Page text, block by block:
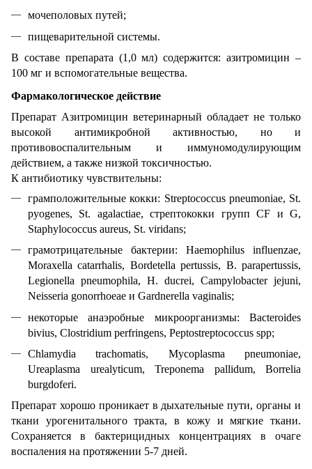
мочеполовых путей;
пищеварительной системы.
В составе препарата (1,0 мл) содержится: азитромицин –
100 мг и вспомогательные вещества.
Фармакологическое действие
Препарат Азитромицин ветеринарный обладает не только
высокой антимикробной активностью, но и
противовоспалительным и иммуномодулирующим
действием, а также низкой токсичностью.
К антибиотику чувствительны:
грамположительные кокки: Streptococcus pneumoniae, St.
pyogenes, St. agalactiae, стрептококки групп CF и G,
Staphylococcus aureus, St. viridans;
грамотрицательные бактерии: Haemophilus influenzae,
Moraxella catarrhalis, Bordetella pertussis, B. parapertussis,
Legionella pneumophila, H. ducrei, Campylobacter jejuni,
Neisseria gonorrhoeae и Gardnerella vaginalis;
некоторые анаэробные микроорганизмы: Bacteroides
bivius, Clostridium perfringens, Peptostreptococcus spp;
Chlamydia trachomatis, Mycoplasma pneumoniae,
Ureaplasma urealyticum, Treponema pallidum, Borrelia
burgdoferi.
Препарат хорошо проникает в дыхательные пути, органы и
ткани урогенитального тракта, в кожу и мягкие ткани.
Сохраняется в бактерицидных концентрациях в очаге
воспаления на протяжении 5-7 дней.